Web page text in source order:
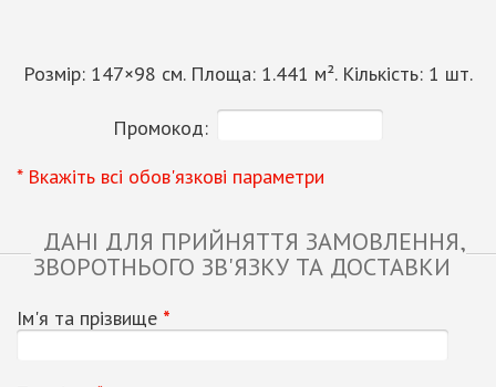
Розмір: 147×98 см. Площа: 1.441 м². Кількість: 1 шт.
Промокод:
* Вкажіть всі обов'язкові параметри
ДАНІ ДЛЯ ПРИЙНЯТТЯ ЗАМОВЛЕННЯ,
ЗВОРОТНЬОГО ЗВ'ЯЗКУ ТА ДОСТАВКИ
Ім'я та прізвище *